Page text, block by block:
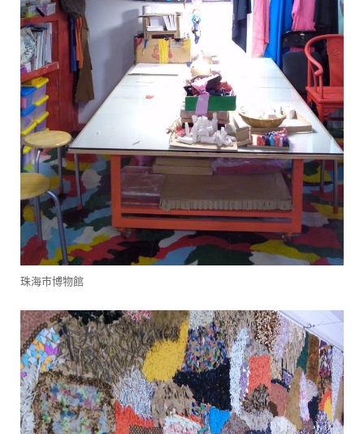
珠海市博物館